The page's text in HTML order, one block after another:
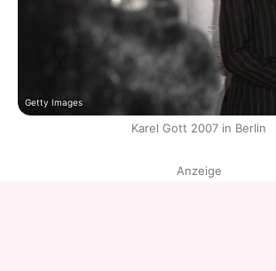
Getty Images
Karel Gott 2007 in Berlin
Anzeige